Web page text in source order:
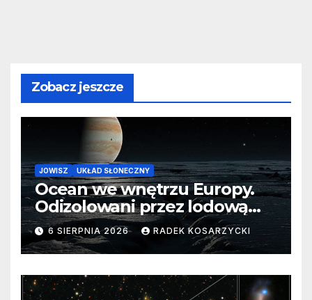
Zobacz jeszcze
JOWISZ UKŁAD SŁONECZNY
Ocean we wnętrzu Europy.
Odizolowani przez lodową
barierę
6 SIERPNIA 2026 RADEK KOSARZYCKI